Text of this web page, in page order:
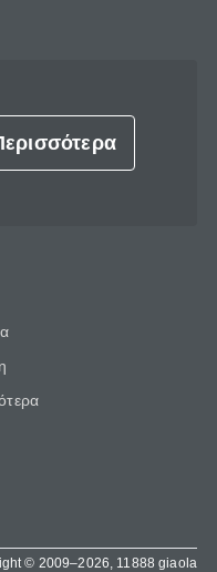
© 2009–2026, 11888 giaola